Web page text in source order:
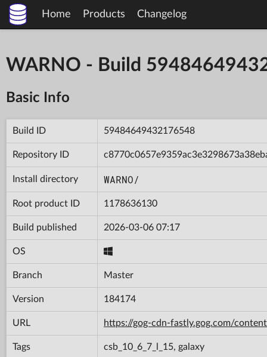
Home Products Changelog
WARNO - Build
Basic Info
Build ID 59484649432176548
Repository ID
Install directory WARNO/
Root product ID 1178636130
Build published 2026-03-06 07:17
OS
Branch Master
Version 184174
URL https://gog-cdn-fastly.gog.com/
Tags csb_10_6_7_l_15, galaxy